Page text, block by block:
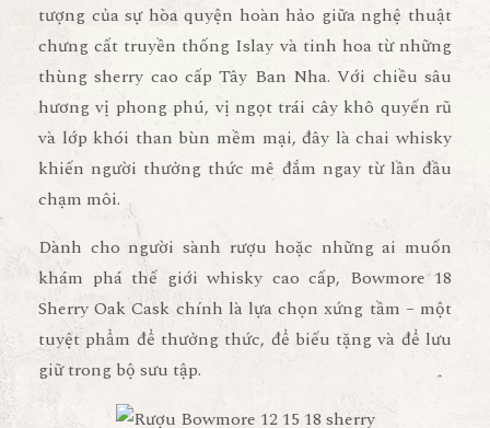
tượng của sự hòa quyện hoàn hảo giữa nghệ thuật
chưng cất truyền thống Islay và tinh hoa từ những
thùng sherry cao cấp Tây Ban Nha. Với chiều sâu
hương vị phong phú, vị ngọt trái cây khô quyến rũ
và lớp khói than bùn mềm mại, đây là chai whisky
khiến người thưởng thức mê đắm ngay từ lần đầu
chạm môi.
Dành cho người sành rượu hoặc những ai muốn
khám phá thế giới whisky cao cấp, Bowmore 18
Sherry Oak Cask chính là lựa chọn xứng tầm – một
tuyệt phẩm để thưởng thức, để biếu tặng và để lưu
giữ trong bộ sưu tập.